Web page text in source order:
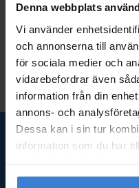
Denna webbplats
Vi använder
och annonserna till
för sociala medier och
vidarebefordrar även
information från din
annons- och
Dessa kan i sin tur
information som du har
GA100030
1 495KR
SNABBLÄNKAR